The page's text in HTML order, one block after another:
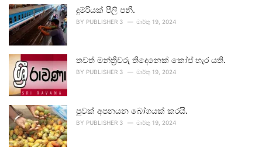
දුම්රියක් පීලි පනී.
BY PUBLISHER 3 මාර්තු 19, 2024
තවත් මන්ත්‍රීවරු තිදෙනෙක් කෝප් හැර යති.
BY PUBLISHER 3 මාර්තු 19, 2024
පුවක් අපනයන බෝගයක් කරයි.
BY PUBLISHER 3 මාර්තු 19, 2024